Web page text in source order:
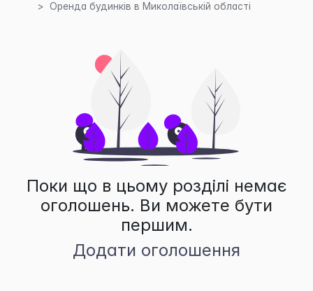
Оренда будинків в Миколаївській області
Поки що в цьому розділі немає
оголошень. Ви можете бути
першим.
Додати оголошення